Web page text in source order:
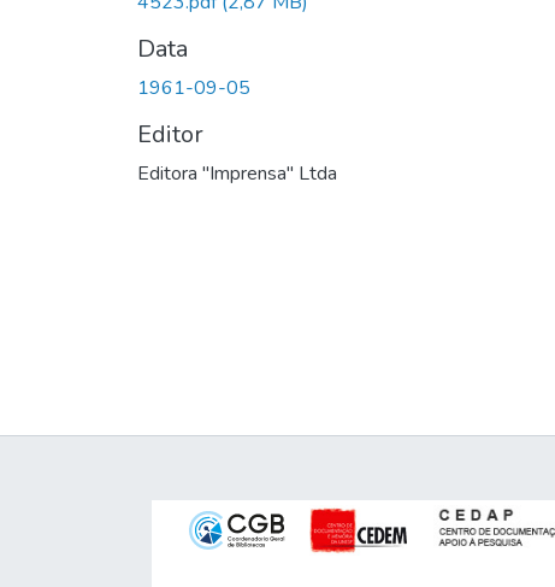
Data
1961-09-05
Editor
Editora "Imprensa" Ltda